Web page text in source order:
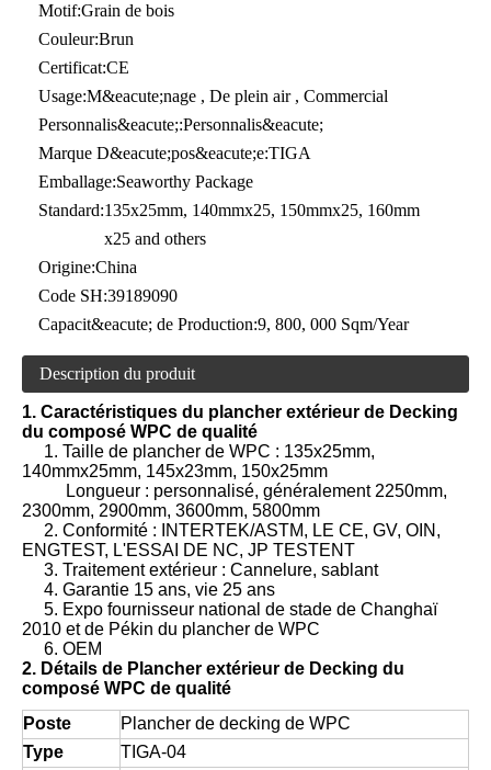
Motif:Grain de bois
Couleur:Brun
Certificat:CE
Usage:M&eacute;nage , De plein air , Commercial
Personnalis&eacute;:Personnalis&eacute;
Marque D&eacute;pos&eacute;e:TIGA
Emballage:Seaworthy Package
Standard:135x25mm, 140mmx25, 150mmx25, 160mm
x25 and others
Origine:China
Code SH:39189090
Capacit&eacute; de Production:9, 800, 000 Sqm/Year
Description du produit
1. Caractéristiques du plancher extérieur de Decking
du composé WPC de qualité
1. Taille de plancher de WPC : 135x25mm,
140mmx25mm, 145x23mm, 150x25mm
Longueur : personnalisé, généralement 2250mm,
2300mm, 2900mm, 3600mm, 5800mm
2. Conformité : INTERTEK/ASTM, LE CE, GV, OIN,
ENGTEST, L'ESSAI DE NC, JP TESTENT
3. Traitement extérieur : Cannelure, sablant
4. Garantie 15 ans, vie 25 ans
5. Expo fournisseur national de stade de Changhaï
2010 et de Pékin du plancher de WPC
6. OEM
2. Détails de Plancher extérieur de Decking du
composé WPC de qualité
Poste
Plancher de decking de WPC
Type
TIGA-04